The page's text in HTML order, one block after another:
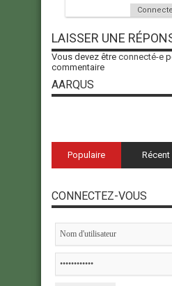
LAISSER UNE
Vous devez être connecté-e
commentaire
AARQUS
Populaire Récent
CONNECTEZ-VOUS